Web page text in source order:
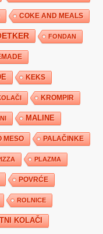
COKE AND MEALS
FONDAN
KEKS
KROMPIR
MALINE
MESO PALAČINKE
PLAZMA
POVRĆE
ROLNICE
KOLAČI